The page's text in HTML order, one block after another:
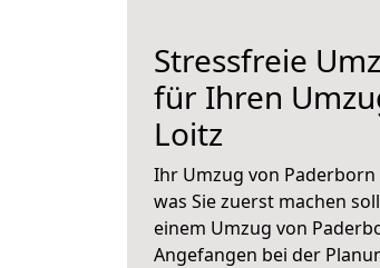
Stressfreie
für Ihren
Loitz
Ihr Umzug von
was Sie zuerst machen
einem Umzug von
Angefangen bei der